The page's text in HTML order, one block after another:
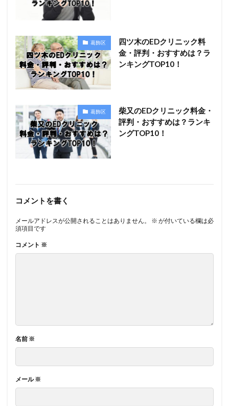
葛飾区
四ツ木のEDクリニック料
金・評判・おすすめは？ラ
ンキングTOP10！
葛飾区
柴又のEDクリニック料金・
評判・おすすめは？ランキ
ングTOP10！
コメントを書く
メールアドレスが公開されることはありません。 ※ が付いている欄は必
須項目です
コメント ※
名前 ※
メール※